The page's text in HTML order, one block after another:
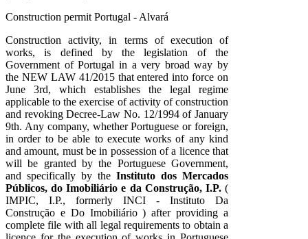
Construction permit Portugal - Alvará
Construction activity, in terms of execution of
works, is defined by the legislation of the
Government of Portugal in a very broad way by
the NEW LAW 41/2015 that entered into force on
June 3rd, which establishes the legal regime
applicable to the exercise of activity of construction
and revoking Decree-Law No. 12/1994 of January
9th. Any company, whether Portuguese or foreign,
in order to be able to execute works of any kind
and amount, must be in possession of a licence that
will be granted by the Portuguese Government,
and specifically by the Instituto dos Mercados
Públicos, do Imobiliário e da Construção, I.P.(
IMPIC, I.P., formerly INCI - Instituto Da
Construção e Do Imobiliário ) after providing a
complete file with all legal requirements to obtain a